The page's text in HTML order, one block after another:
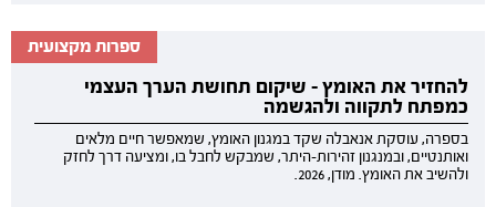
ספרות מקצועית
להחזיר את האומץ - שיקום תחושת הערך העצמי
כמפתח לתקווה ולהגשמה
בספרה, עוסקת אנאבלה שקד במגנון האומץ, שמאפשר חיים מלאים
ואותנטיים, ובמנגנון זהירות-היתר, שמבקש לחבל בו, ומציעה דרך לחזק
ולהשיב את האומץ. מודן, 2026.